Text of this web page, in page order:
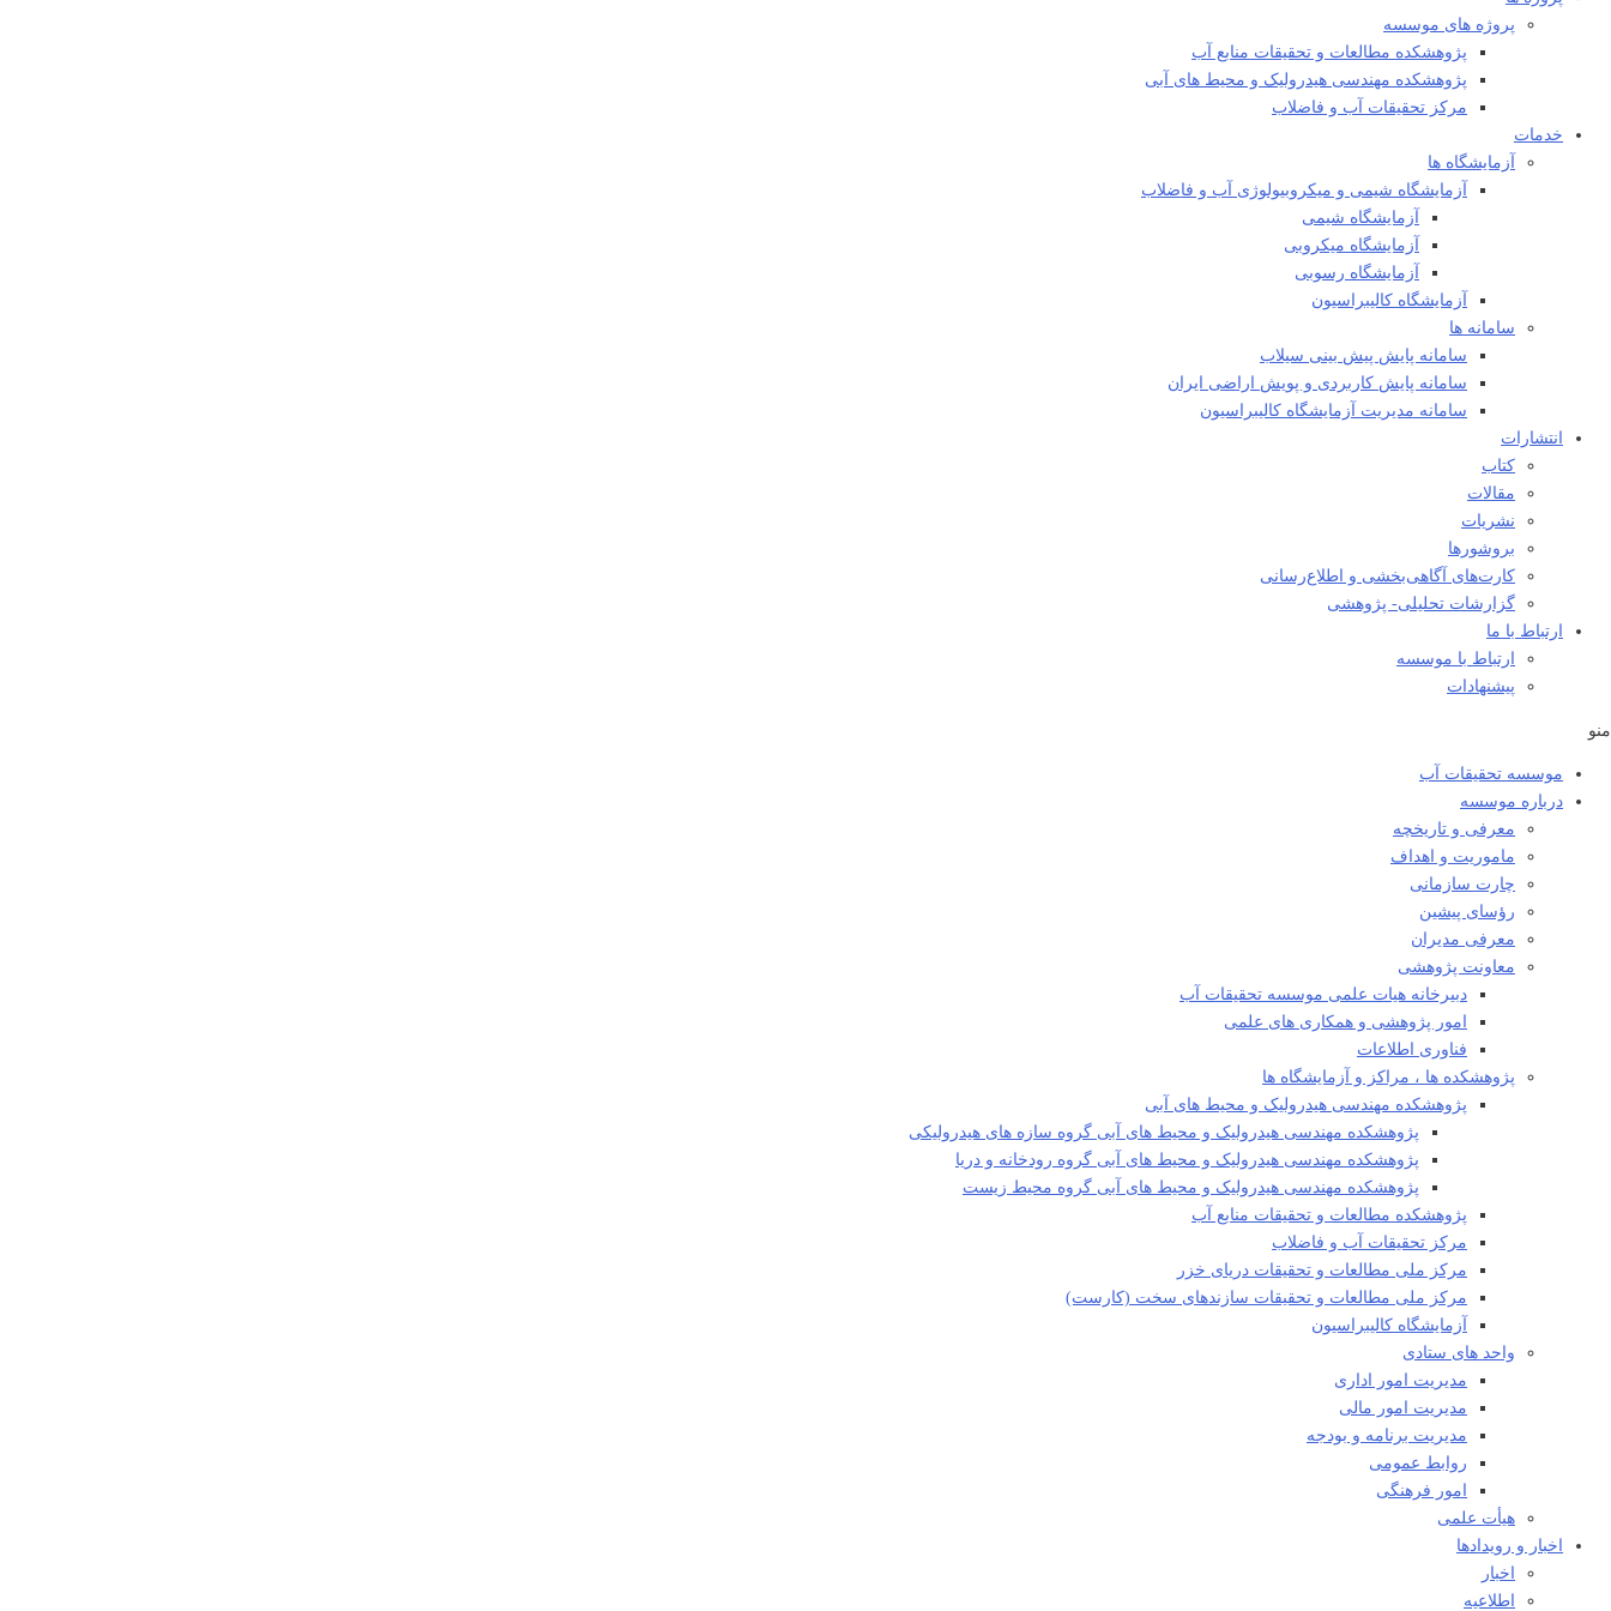
پروژه های موسسه
پژوهشکده مطالعات و تحقيقات منابع آب
پژوهشکده مهندسی هیدرولیک و محیط های آبی
مرکز تحقیقات آب و فاضلاب
خدمات
آزمایشگاه ها
آزمایشگاه شیمی و میکروبیولوژی آب و فاضلاب
آزمایشگاه شیمی
آزمایشگاه میکروبی
آزمایشگاه رسوبی
آزمایشگاه کالیبراسیون
سامانه ها
سامانه پایش پیش بینی سیلاب
سامانه پایش کاربردی و پویش اراضی ایران
سامانه مدیریت آزمایشگاه کالیبراسیون
انتشارات
کتاب
مقالات
نشریات
بروشورها
کارت‌های آگاهی‌بخشی و اطلاع‌رسانی
گزارشات تحلیلی- پژوهشی
ارتباط با ما
ارتباط با موسسه
پیشنهادات
منو
موسسه تحقیقات آب
درباره موسسه
معرفی و تاریخچه
ماموریت و اهداف
چارت سازمانی
رؤسای پیشین
معرفی مدیران
معاونت پژوهشی
دبیرخانه هیات علمی موسسه تحقیقات آب
امور پژوهشی و همکاری های علمی
فناوری اطلاعات
پژوهشکده ها ، مراکز و آزمایشگاه ها
پژوهشکده مهندسی هیدرولیک و محیط های آبی
پژوهشکده مهندسی هیدرولیک و محیط های آبی گروه سازه های هیدرولیکی
پژوهشکده مهندسی هیدرولیک و محیط های آبی گروه رودخانه و دریا
پژوهشکده مهندسی هیدرولیک و محیط های آبی گروه محیط زیست
پژوهشکده مطالعات و تحقیقات منابع آب
مرکز تحقیقات آب و فاضلاب
مرکز ملی مطالعات و تحقیقات دریای خزر
مرکز ملی مطالعات و تحقیقات سازندهای سخت (کارست)
آزمایشگاه کالیبراسیون
واحد های ستادی
مدیریت امور اداری
مدیریت امور مالی
مدیریت برنامه و بودجه
روابط عمومی
امور فرهنگی
هیأت علمی​
اخبار و رویدادها
اخبار
اطلاعیه